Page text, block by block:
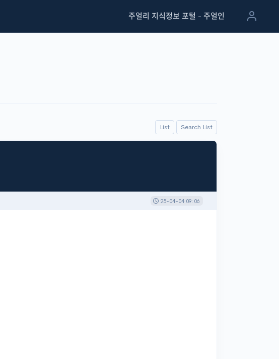
주얼리 지식정보 포털 - 주얼인
List Search List
25-04-04 09:06